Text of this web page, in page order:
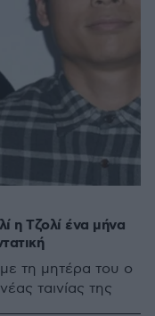
η Τζολί ένα μήνα
τη μητέρα του ο
ταινίας της